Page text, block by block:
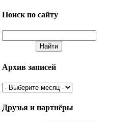
Поиск по сайту
Архив записей
Друзья и партнёры